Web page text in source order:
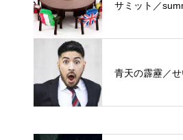
サミット／
青天の霹靂／